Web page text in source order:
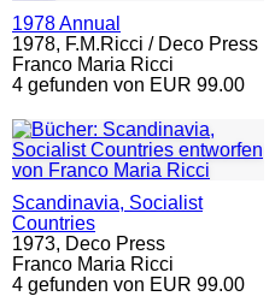
1978 Annual
1978, F.M.Ricci / Deco Press
Franco Maria Ricci
4 gefunden von EUR 99.00
Scandinavia, Socialist
Countries
1973, Deco Press
Franco Maria Ricci
4 gefunden von EUR 99.00